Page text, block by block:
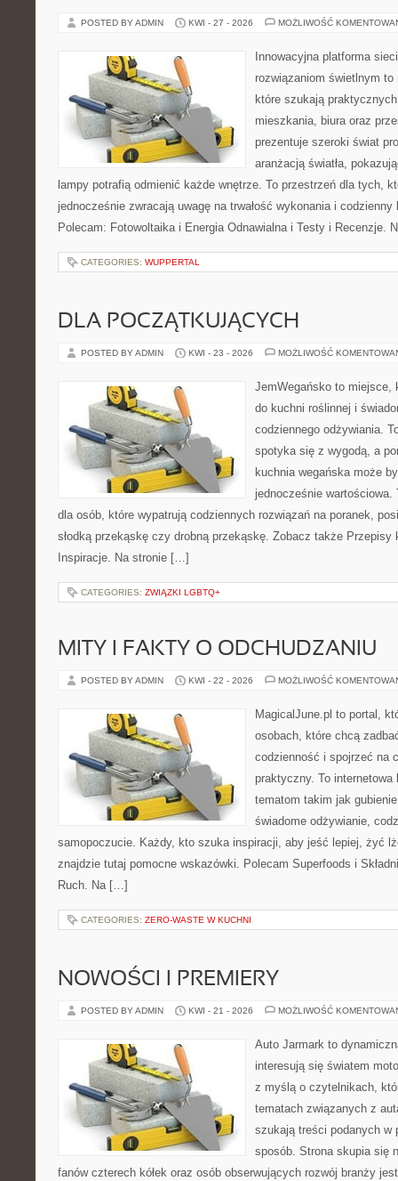
POSTED BY ADMIN KWI - 27 - 2026 MOŻLIWOŚĆ
Innowacyjna platforma
rozwiązaniom świetlnym
które szukają
mieszkania, biura oraz
prezentuje szeroki świat
aranżacją światła,
lampy potrafią odmienić każde wnętrze. To przestrzeń dla tych,
jednocześnie zwracają uwagę na trwałość wykonania i
Polecam: Fotowoltaika i Energia Odnawialna i Testy i Recenzje.
CATEGORIES: WUPPERTAL
DLA POCZĄTKUJĄCYCH
POSTED BY ADMIN KWI - 23 - 2026 MOŻLIWOŚĆ
JemWegańsko to miejsce,
do kuchni roślinnej i
codziennego odżywiania.
spotyka się z wygodą, a
kuchnia wegańska może
jednocześnie wartościowa.
dla osób, które wypatrują codziennych rozwiązań na poranek,
słodką przekąskę czy drobną przekąskę. Zobacz także Przepisy
Inspiracje. Na stronie […]
CATEGORIES: ZWIĄZKI LGBTQ+
MITY I FAKTY O ODCHUDZANIU
POSTED BY ADMIN KWI - 22 - 2026 MOŻLIWOŚĆ
MagicalJune.pl to portal,
osobach, które chcą
codzienność i spojrzeć na
praktyczny. To
tematom takim jak
świadome odżywianie,
samopoczucie. Każdy, kto szuka inspiracji, aby jeść lepiej, żyć
znajdzie tutaj pomocne wskazówki. Polecam Superfoods i
Ruch. Na […]
CATEGORIES: ZERO-WASTE W KUCHNI
NOWOŚCI I PREMIERY
POSTED BY ADMIN KWI - 21 - 2026 MOŻLIWOŚĆ
Auto Jarmark to
interesują się światem
z myślą o czytelnikach,
tematach związanych z
szukają treści podanych w
sposób. Strona skupia się
fanów czterech kółek oraz osób obserwujących rozwój branży